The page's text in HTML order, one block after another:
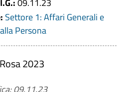
09.11.23
Settore 1: Affari Generali e
Persona
2023
09.11.23